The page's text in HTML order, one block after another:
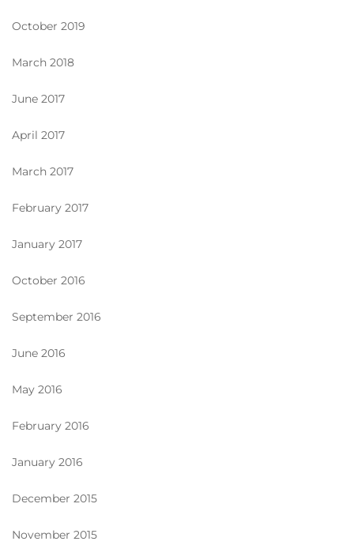
October 2019
March 2018
June 2017
April 2017
March 2017
February 2017
January 2017
October 2016
September 2016
June 2016
May 2016
February 2016
January 2016
December 2015
November 2015